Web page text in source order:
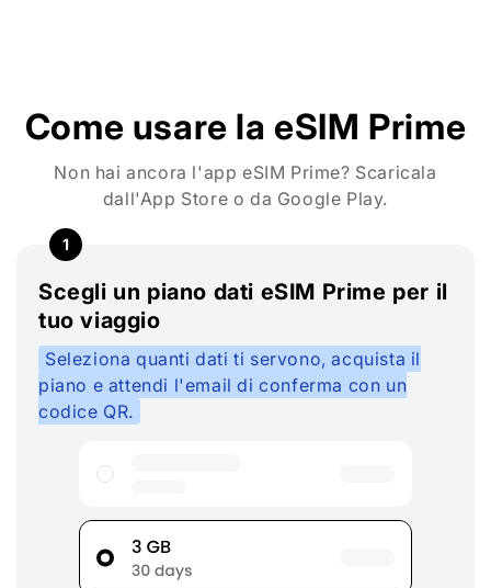
Come usare la eSIM Prime
Non hai ancora l'app eSIM Prime? Scaricala
dall'App Store o da Google Play.
1
Scegli un piano dati eSIM Prime per il
tuo viaggio
Seleziona quanti dati ti servono, acquista il
piano e attendi l'email di conferma con un
codice QR.